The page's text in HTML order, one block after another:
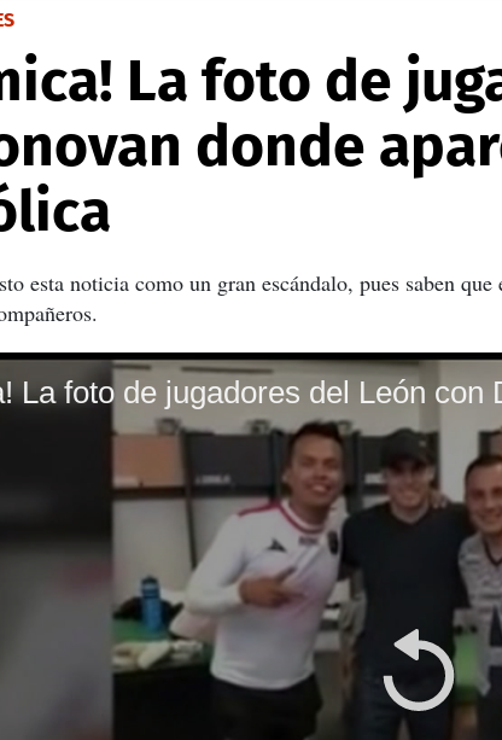
La foto de
donde
esta noticia como un gran escándalo, pues saben